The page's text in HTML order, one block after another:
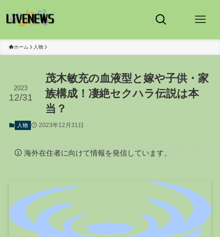
ホーム 人物
茂木敏充の血液型と嫁や子供・家
族構成！凄絶セクハラ伝説は本
当？
2023
12/31
人物 2023年12月31日
海外在住者に向けて情報を発信しています。